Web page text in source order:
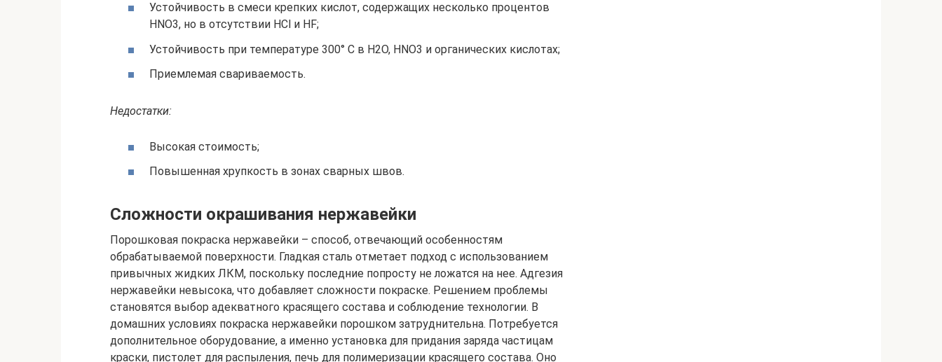
Устойчивость в смеси крепких кислот, содержащих несколько процентов
HNO3, но в отсутствии HCl и HF;
Устойчивость при температуре 300° С в H2O, HNO3 и органических кислотах;
Приемлемая свариваемость.
Недостатки:
Высокая стоимость;
Повышенная хрупкость в зонах сварных швов.
Сложности окрашивания нержавейки
Порошковая покраска нержавейки – способ, отвечающий особенностям
обрабатываемой поверхности. Гладкая сталь отметает подход с использованием
привычных жидких ЛКМ, поскольку последние попросту не ложатся на нее. Адгезия
нержавейки невысока, что добавляет сложности покраске. Решением проблемы
становятся выбор адекватного красящего состава и соблюдение технологии. В
домашних условиях покраска нержавейки порошком затруднительна. Потребуется
дополнительное оборудование, а именно установка для придания заряда частицам
краски, пистолет для распыления, печь для полимеризации красящего состава. Оно